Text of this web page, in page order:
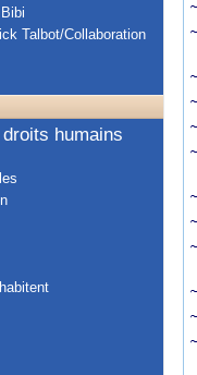
Talbot/Collaboration
humains